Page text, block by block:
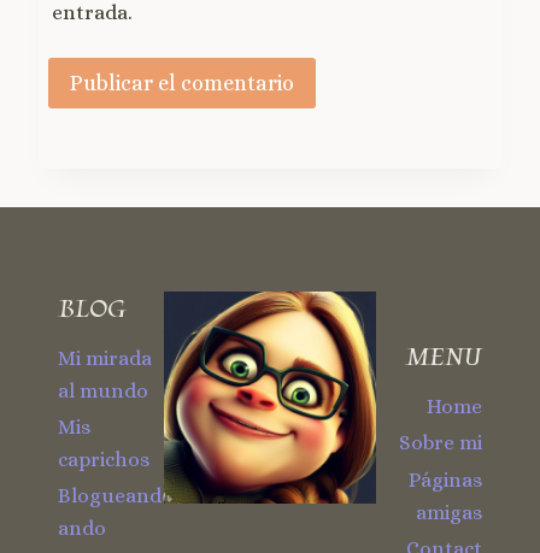
entrada.
BLOG
Mi mirada
al mundo
Mis
caprichos
Blogueando
ando
MENU
Home
Sobre mi
Páginas
amigas